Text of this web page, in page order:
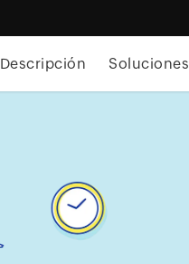
Descripción Soluciones